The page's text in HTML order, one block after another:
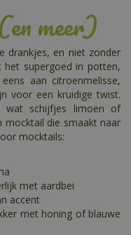
meer)
drankjes, en niet zonder
het supergoed in potten,
aan citroenmelisse,
voor een kruidige twist.
wat schijfjes limoen of
mocktail die smaakt naar
mocktails:
met aardbei
accent
met honing of blauwe